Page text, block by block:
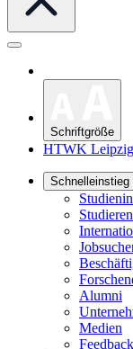
Schriftgröße
HTWK Leipzig
Schnelleinstieg
Alumni
Medien
Feedback